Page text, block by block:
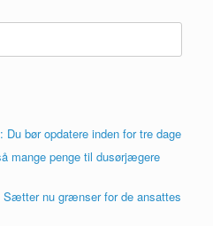
bør opdatere inden for tre dage
mange penge til dusørjægere
nu grænser for de ansattes